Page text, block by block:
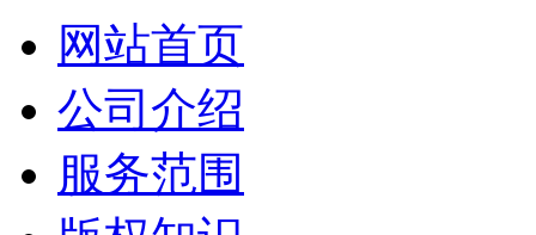
网站首页
公司介绍
服务范围